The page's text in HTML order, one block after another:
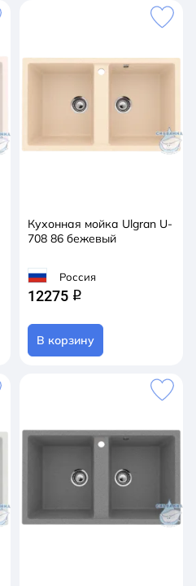
Кухонная мойка Ulgran U-
708 86 бежевый
Россия
12275 q
В корзину